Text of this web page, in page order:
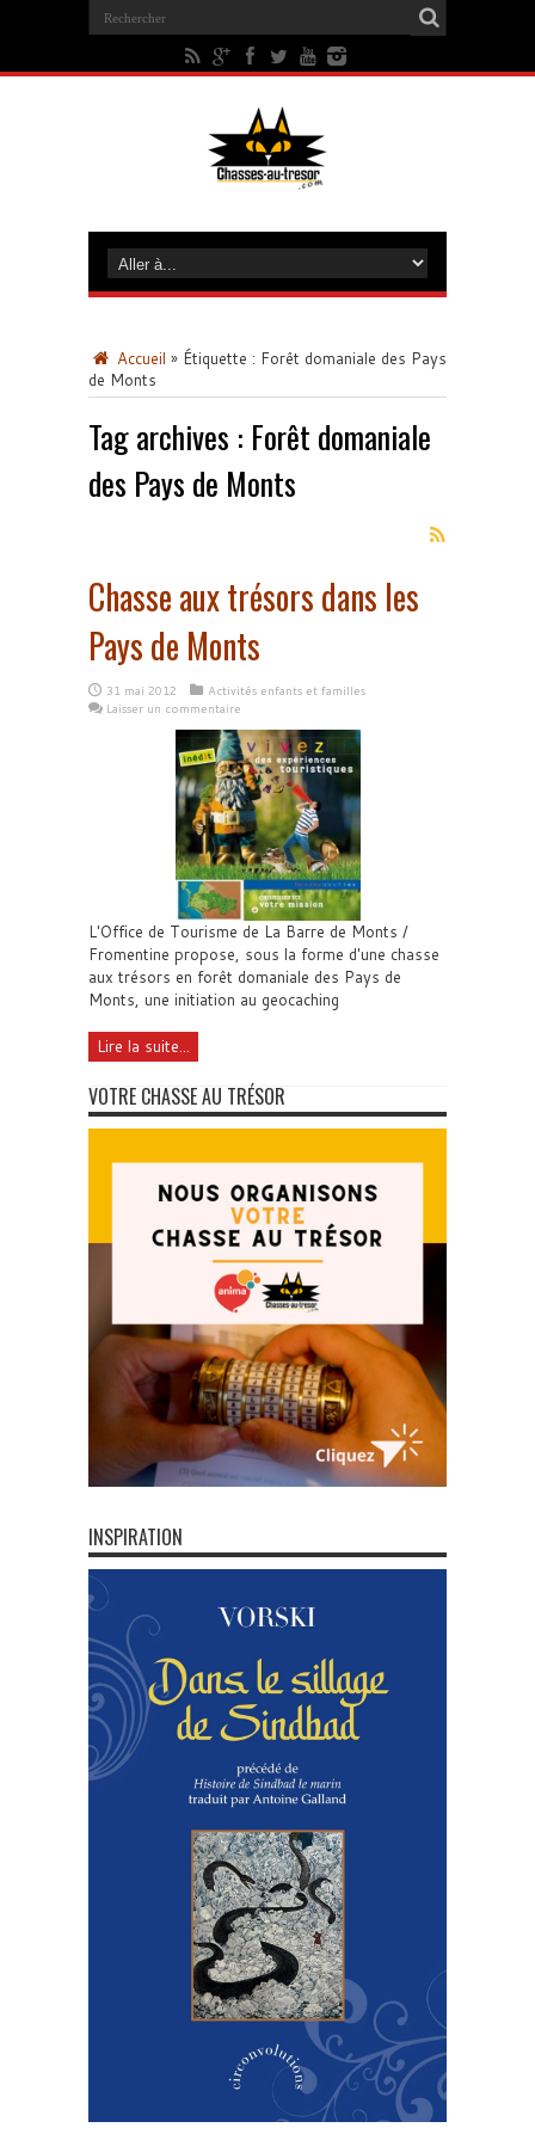
Accueil » Étiquette : Forêt domaniale des Pays
de Monts
Tag archives : Forêt domaniale
des Pays de Monts
Chasse aux trésors dans les
Pays de Monts
31 mai 2012
Activités enfants et familles
Laisser un commentaire
L'Office de Tourisme de La Barre de Monts /
Fromentine propose, sous la forme d'une chasse
aux trésors en forêt domaniale des Pays de
Monts, une initiation au geocaching
Lire la suite...
VOTRE CHASSE AU TRÉSOR
INSPIRATION